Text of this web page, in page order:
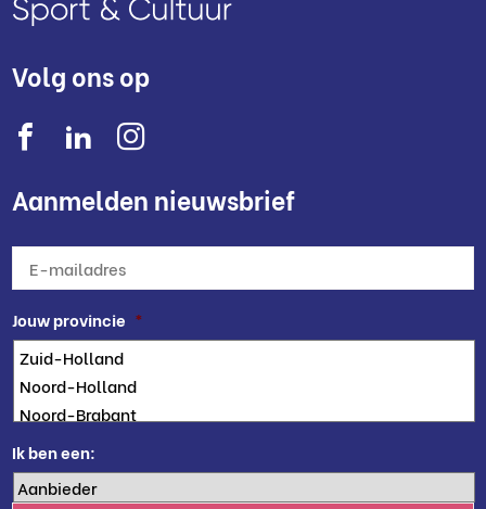
Volg ons op
Aanmelden nieuwsbrief
mailadres *
Jouw provincie *
Ik ben een: